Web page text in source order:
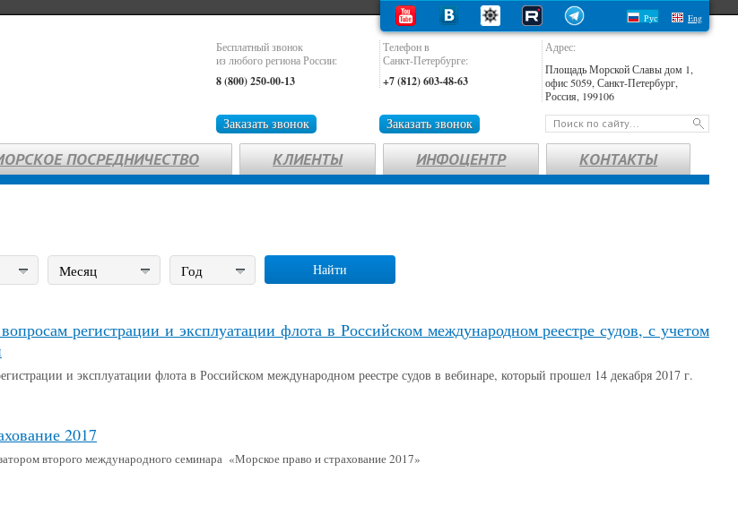
Рус Eng
Бесплатный звонок
из любого региона России:
8 (800) 250-00-13
Телефон в
Санкт-Петербурге:
+7 (812) 603-48-63
Адрес:
Площадь Морской Славы дом 1,
офис 5059, Санкт-Петербург,
Россия, 199106
Заказать звонок Заказать звонок
ПОСРЕДНИЧЕСТВО КЛИЕНТЫ ИНФОЦЕНТР КОНТАКТЫ
Месяц Год Найти
регистрации и эксплуатации флота в Российском международном реестре судов, с учетом
и эксплуатации флота в Российском международном реестре судов в вебинаре, который прошел 14 декабря 2017 г.
2017
второго международного семинара «Морское право и страхование 2017»